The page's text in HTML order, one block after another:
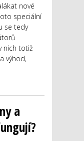
nové
speciální
se tedy
nich totiž
výhod,
a